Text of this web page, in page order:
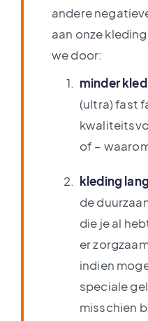
andere
aan onze
we door:
minder
(ultra) fast
of –
kleding
de
die je al
er
indien
speciale
misschien